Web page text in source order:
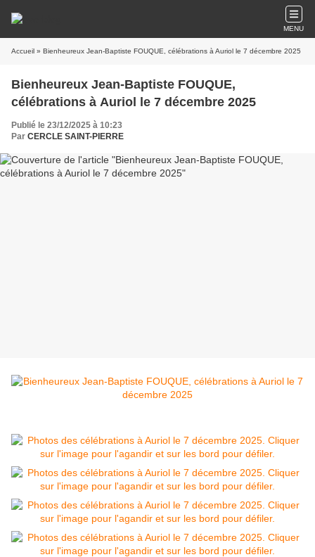
MENU
Accueil » Bienheureux Jean-Baptiste FOUQUE, célébrations à Auriol le 7 décembre 2025
Bienheureux Jean-Baptiste FOUQUE,
célébrations à Auriol le 7 décembre 2025
Publié le 23/12/2025 à 10:23
Par CERCLE SAINT-PIERRE